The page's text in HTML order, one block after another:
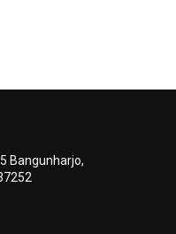
Bangunharjo,